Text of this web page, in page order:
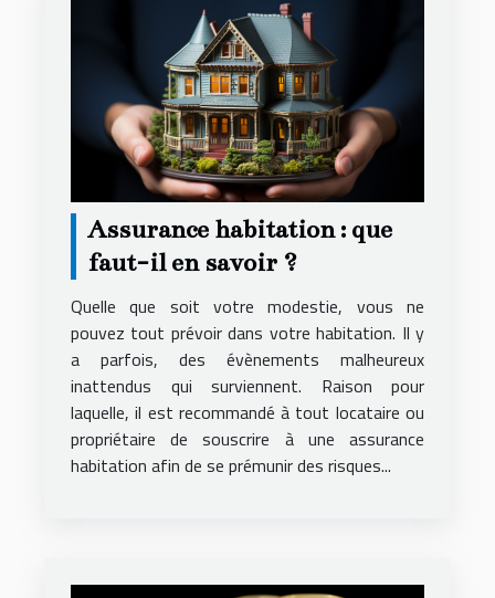
Assurance habitation : que
faut-il en savoir ?
Quelle que soit votre modestie, vous ne
pouvez tout prévoir dans votre habitation. Il y
a parfois, des évènements malheureux
inattendus qui surviennent. Raison pour
laquelle, il est recommandé à tout locataire ou
propriétaire de souscrire à une assurance
habitation afin de se prémunir des risques...